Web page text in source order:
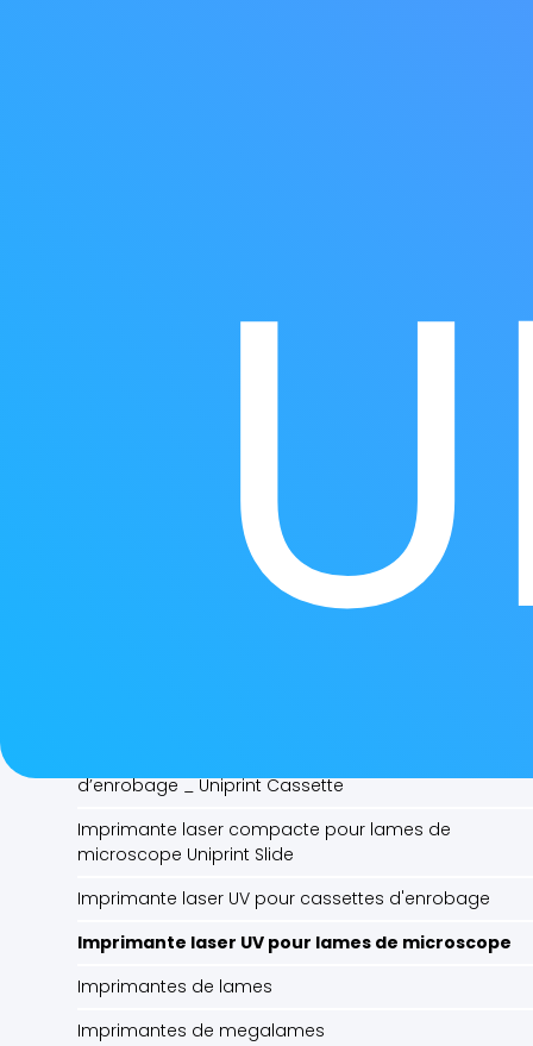
Déplisseurs de coupe bain marie
Etiqueteuse d'Overlays pour lames IHC
d’enrobage _ Uniprint Cassette
Imprimante laser compacte pour lames de
microscope Uniprint Slide
Imprimante laser UV pour cassettes d'enrobage
Imprimante laser UV pour lames de microscope
Imprimantes de lames
Imprimantes de megalames